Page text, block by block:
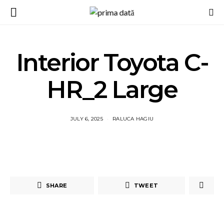
Interior Toyota C-
HR_2 Large
JULY 6, 2025 RALUCA HAGIU
SHARE TWEET